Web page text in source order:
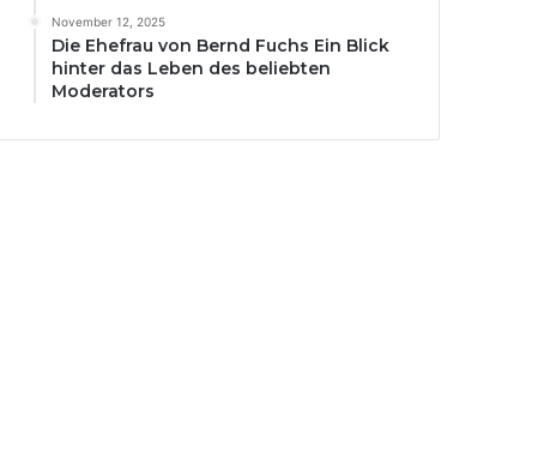
November 12, 2025
Die Ehefrau von Bernd Fuchs Ein Blick
hinter das Leben des beliebten
Moderators